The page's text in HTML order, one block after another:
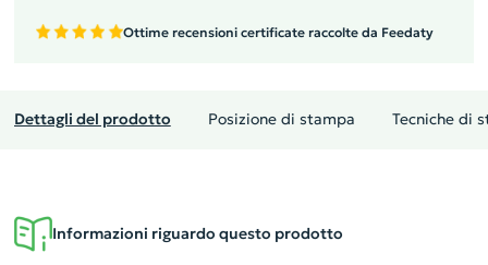
Ottime recensioni certificate raccolte da Feedaty
Dettagli del prodotto Posizione di stampa Tecniche di
Informazioni riguardo questo prodotto